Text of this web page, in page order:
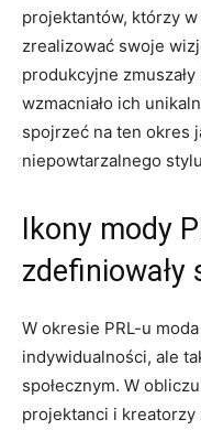
projektantów, którzy
zrealizować swoje
produkcyjne
wzmacniało ich
spojrzeć na ten okres
niepowtarzalnego
Ikony mody
zdefiniowały
W okresie PRL-u
indywidualności, ale
społecznym. W
projektanci i kreatorzy